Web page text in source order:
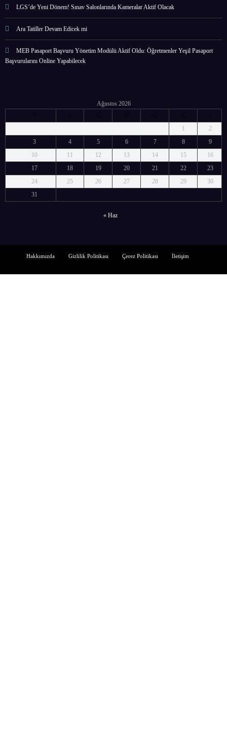
LGS’de Yeni Dönem! Sınav Salonlarında Kameralar Aktif Olacak
Ara Tatiller Devam Edicek mi
MEB Pasaport Başvuru Yönetim Modülü Aktif Oldu: Öğretmenler Yeşil Pasaport
Başvurularını Online Yapabilecek
Ağustos 2026
P
S Ç P C C
P
1
2
3
4 5 6 7 8
9
10
11 12 13 14 15
16
17
18 19 20 21 22
23
24
25 26 27 28 29
30
31
« Haz
Hakkımızda Gizlilik Politikası Çerez Politikası İletişim